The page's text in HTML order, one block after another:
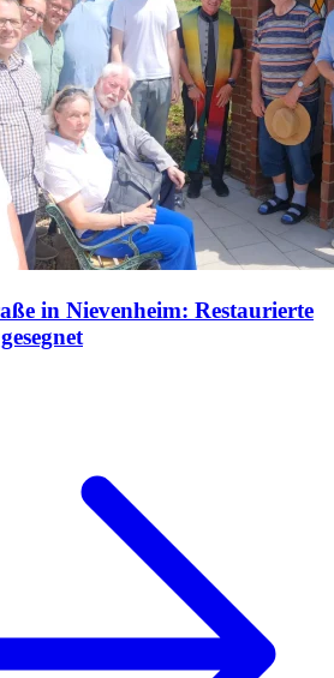
in Nievenheim: Restaurierte